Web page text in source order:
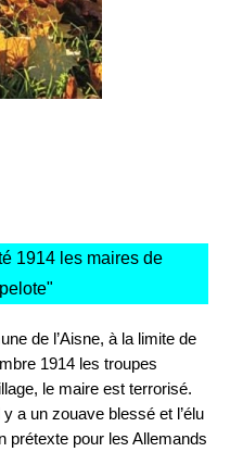
1914 les maires de
"
de l’Aisne, à la limite de
1914 les troupes
le maire est terrorisé.
a un zouave blessé et l’élu
prétexte pour les Allemands